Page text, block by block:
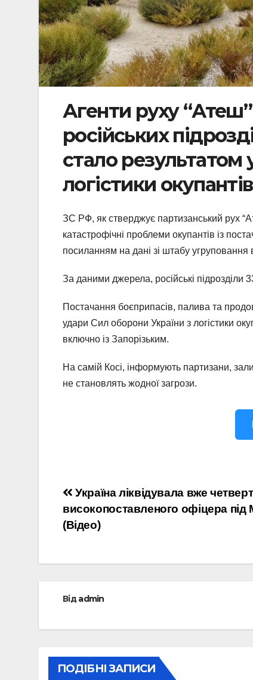
Агенти руху
російських
стало результатом
логістики окупантів
ЗС РФ, як стверджує партизанський рух
катастрофічні проблеми окупантів із
посиланням на дані зі штабу угруповання
За даними джерела, російські підрозділи
Постачання боєприпасів, палива та
удари Сил оборони України з логістики
включно із Запорізьким.
На самій Косі, інформують партизани,
не становлять жодної загрози.
Навігація
записів
Україна ліквідувала вже
високопоставленого офіцера
(Відео)
Відadmin
ПОДІБНІ ЗАПИСИ